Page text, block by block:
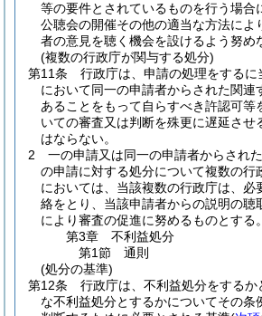
等の要件とされているものを行う場合
公聴会の開催その他の適当な方法によ
者の意見を聴く機会を設けるよう努め
(複数の行政庁が関与する処分)
第11条
行政庁は、申請の処理をする
において同一の申請者からされた関連
あることをもって自らすべき許認可等
いての審査又は判断を殊更に遅延させ
はならない。
2
一の申請又は同一の申請者からされ
の申請に対する処分について複数の行
においては、当該複数の行政庁は、必
絡をとり、当該申請者からの説明の聴
により審査の促進に努めるものとする。
第3章
不利益処分
第1節
通則
(処分の基準)
第12条
行政庁は、不利益処分をするか
な不利益処分とするかについてその条